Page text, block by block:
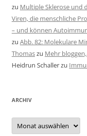
zu Multiple Sklerose und
Viren, die menschliche
– und können
zu Abb. 82: Molekulare
Thomaszu Mehr
Heidrun Schallerzu
ARCHIV
Archiv